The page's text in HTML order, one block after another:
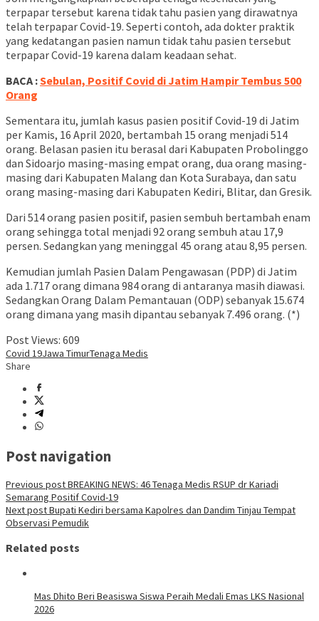
terpapar tersebut karena tidak tahu pasien yang dirawatnya
telah terpapar Covid-19. Seperti contoh, ada dokter praktik
yang kedatangan pasien namun tidak tahu pasien tersebut
terpapar Covid-19 karena dalam keadaan sehat.
BACA :Sebulan, Positif Covid di Jatim Hampir Tembus 500
Orang
Sementara itu, jumlah kasus pasien positif Covid-19 di Jatim
per Kamis, 16 April 2020, bertambah 15 orang menjadi 514
orang. Belasan pasien itu berasal dari Kabupaten Probolinggo
dan Sidoarjo masing-masing empat orang, dua orang masing-
masing dari Kabupaten Malang dan Kota Surabaya, dan satu
orang masing-masing dari Kabupaten Kediri, Blitar, dan Gresik.
Dari 514 orang pasien positif, pasien sembuh bertambah enam
orang sehingga total menjadi 92 orang sembuh atau 17,9
persen. Sedangkan yang meninggal 45 orang atau 8,95 persen.
Kemudian jumlah Pasien Dalam Pengawasan (PDP) di Jatim
ada 1.717 orang dimana 984 orang di antaranya masih diawasi.
Sedangkan Orang Dalam Pemantauan (ODP) sebanyak 15.674
orang dimana yang masih dipantau sebanyak 7.496 orang. (*)
Post Views: 609
Covid 19Jawa TimurTenaga Medis
Share
Post navigation
Previous postBREAKING NEWS: 46 Tenaga Medis RSUP dr Kariadi
Semarang Positif Covid-19
Next postBupati Kediri bersama Kapolres dan Dandim Tinjau Tempat
Observasi Pemudik
Related posts
Mas Dhito Beri Beasiswa Siswa Peraih Medali Emas LKS Nasional
2026